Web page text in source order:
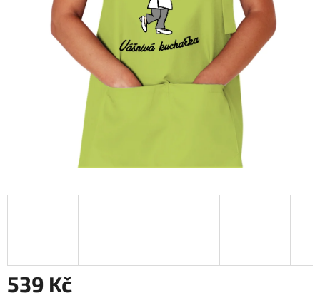
539 Kč